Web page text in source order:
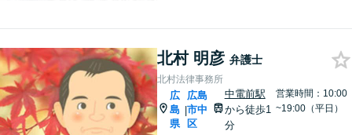
北村 明彦 弁護士
北村法律事務所
広
島
県
|
広島
市中
区
中電前駅
から徒歩1
分
営業時間：10:00
~19:00（平日）